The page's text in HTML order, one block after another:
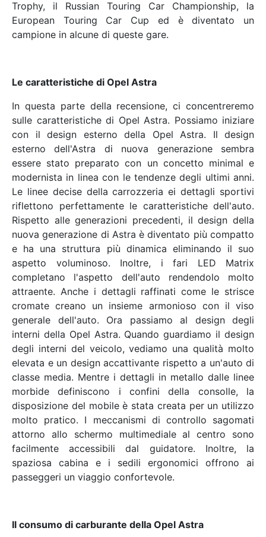
Trophy, il Russian Touring Car Championship, la
European Touring Car Cup ed è diventato un
campione in alcune di queste gare.
Le caratteristiche di Opel Astra
In questa parte della recensione, ci concentreremo
sulle caratteristiche di Opel Astra. Possiamo iniziare
con il design esterno della Opel Astra. Il design
esterno dell'Astra di nuova generazione sembra
essere stato preparato con un concetto minimal e
modernista in linea con le tendenze degli ultimi anni.
Le linee decise della carrozzeria ei dettagli sportivi
riflettono perfettamente le caratteristiche dell'auto.
Rispetto alle generazioni precedenti, il design della
nuova generazione di Astra è diventato più compatto
e ha una struttura più dinamica eliminando il suo
aspetto voluminoso. Inoltre, i fari LED Matrix
completano l'aspetto dell'auto rendendolo molto
attraente. Anche i dettagli raffinati come le strisce
cromate creano un insieme armonioso con il viso
generale dell'auto. Ora passiamo al design degli
interni della Opel Astra. Quando guardiamo il design
degli interni del veicolo, vediamo una qualità molto
elevata e un design accattivante rispetto a un'auto di
classe media. Mentre i dettagli in metallo dalle linee
morbide definiscono i confini della consolle, la
disposizione del mobile è stata creata per un utilizzo
molto pratico. I meccanismi di controllo sagomati
attorno allo schermo multimediale al centro sono
facilmente accessibili dal guidatore. Inoltre, la
spaziosa cabina e i sedili ergonomici offrono ai
passeggeri un viaggio confortevole.
Il consumo di carburante della Opel Astra